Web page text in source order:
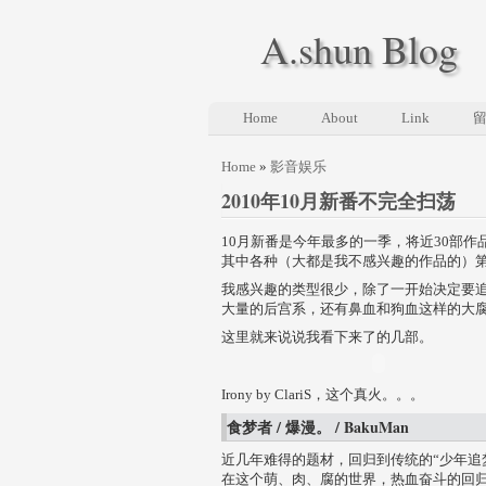
A.shun Blog
Home About Link
Home » 影音娱乐
2010年10月新番不完全扫荡
10月新番是今年最多的一季，将近30部作
其中各种（大都是我不感兴趣的作品的）
我感兴趣的类型很少，除了一开始决定要
大量的后宫系，还有鼻血和狗血这样的大
这里就来说说我看下来了的几部。
Irony by ClariS，这个真火。。。
食梦者 / 爆漫。 / BakuMan
近几年难得的题材，回归到传统的“少年追
在这个萌、肉、腐的世界，热血奋斗的回